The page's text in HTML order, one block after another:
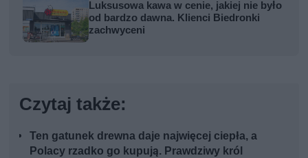
Luksusowa kawa w cenie, jakiej nie było
od bardzo dawna. Klienci Biedronki
zachwyceni
Czytaj także:
Ten gatunek drewna daje najwięcej ciepła, a
Polacy rzadko go kupują. Prawdziwy król